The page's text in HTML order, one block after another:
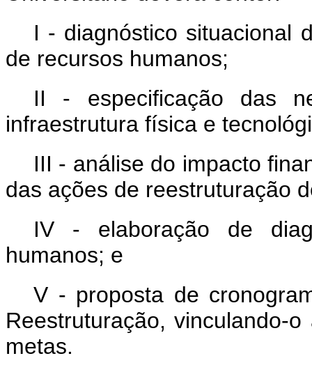
I - diagnóstico situacional
de recursos humanos;
II - especificação das
infraestrutura física e
III - análise do impacto
das ações de reestruturação
IV - elaboração de
humanos; e
V - proposta de
Reestruturação, vinculando-
metas.